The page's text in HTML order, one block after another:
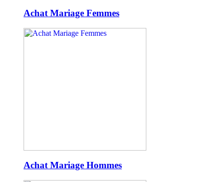
Achat Mariage Femmes
Achat Mariage Hommes